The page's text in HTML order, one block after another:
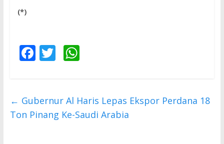
(*)
F
b
o
T
er
W
s
A
← Gubernur Al Haris Lepas Ekspor Perdana 18
Ton Pinang Ke-Saudi Arabia